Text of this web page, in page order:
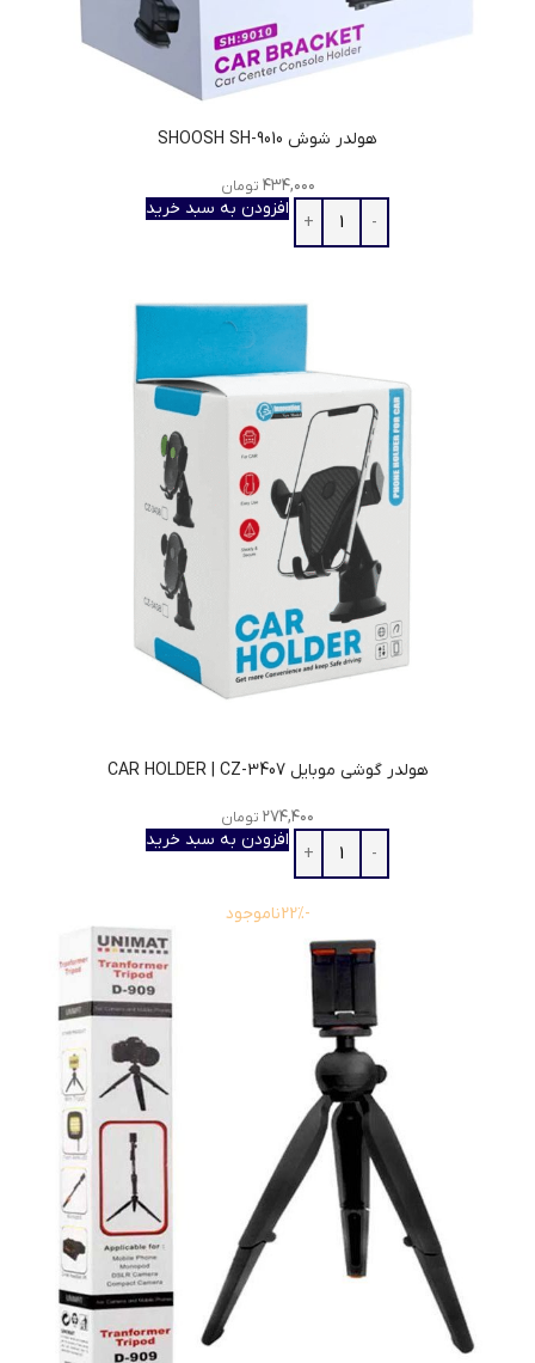
هولدر شوش SHOOSH SH-9010
۴۳۴,۰۰۰ تومان
افزودن به سبد خرید
هولدر گوشی موبایل CAR HOLDER | CZ-3407
۲۷۴,۴۰۰ تومان
افزودن به سبد خرید
-22% ناموجود